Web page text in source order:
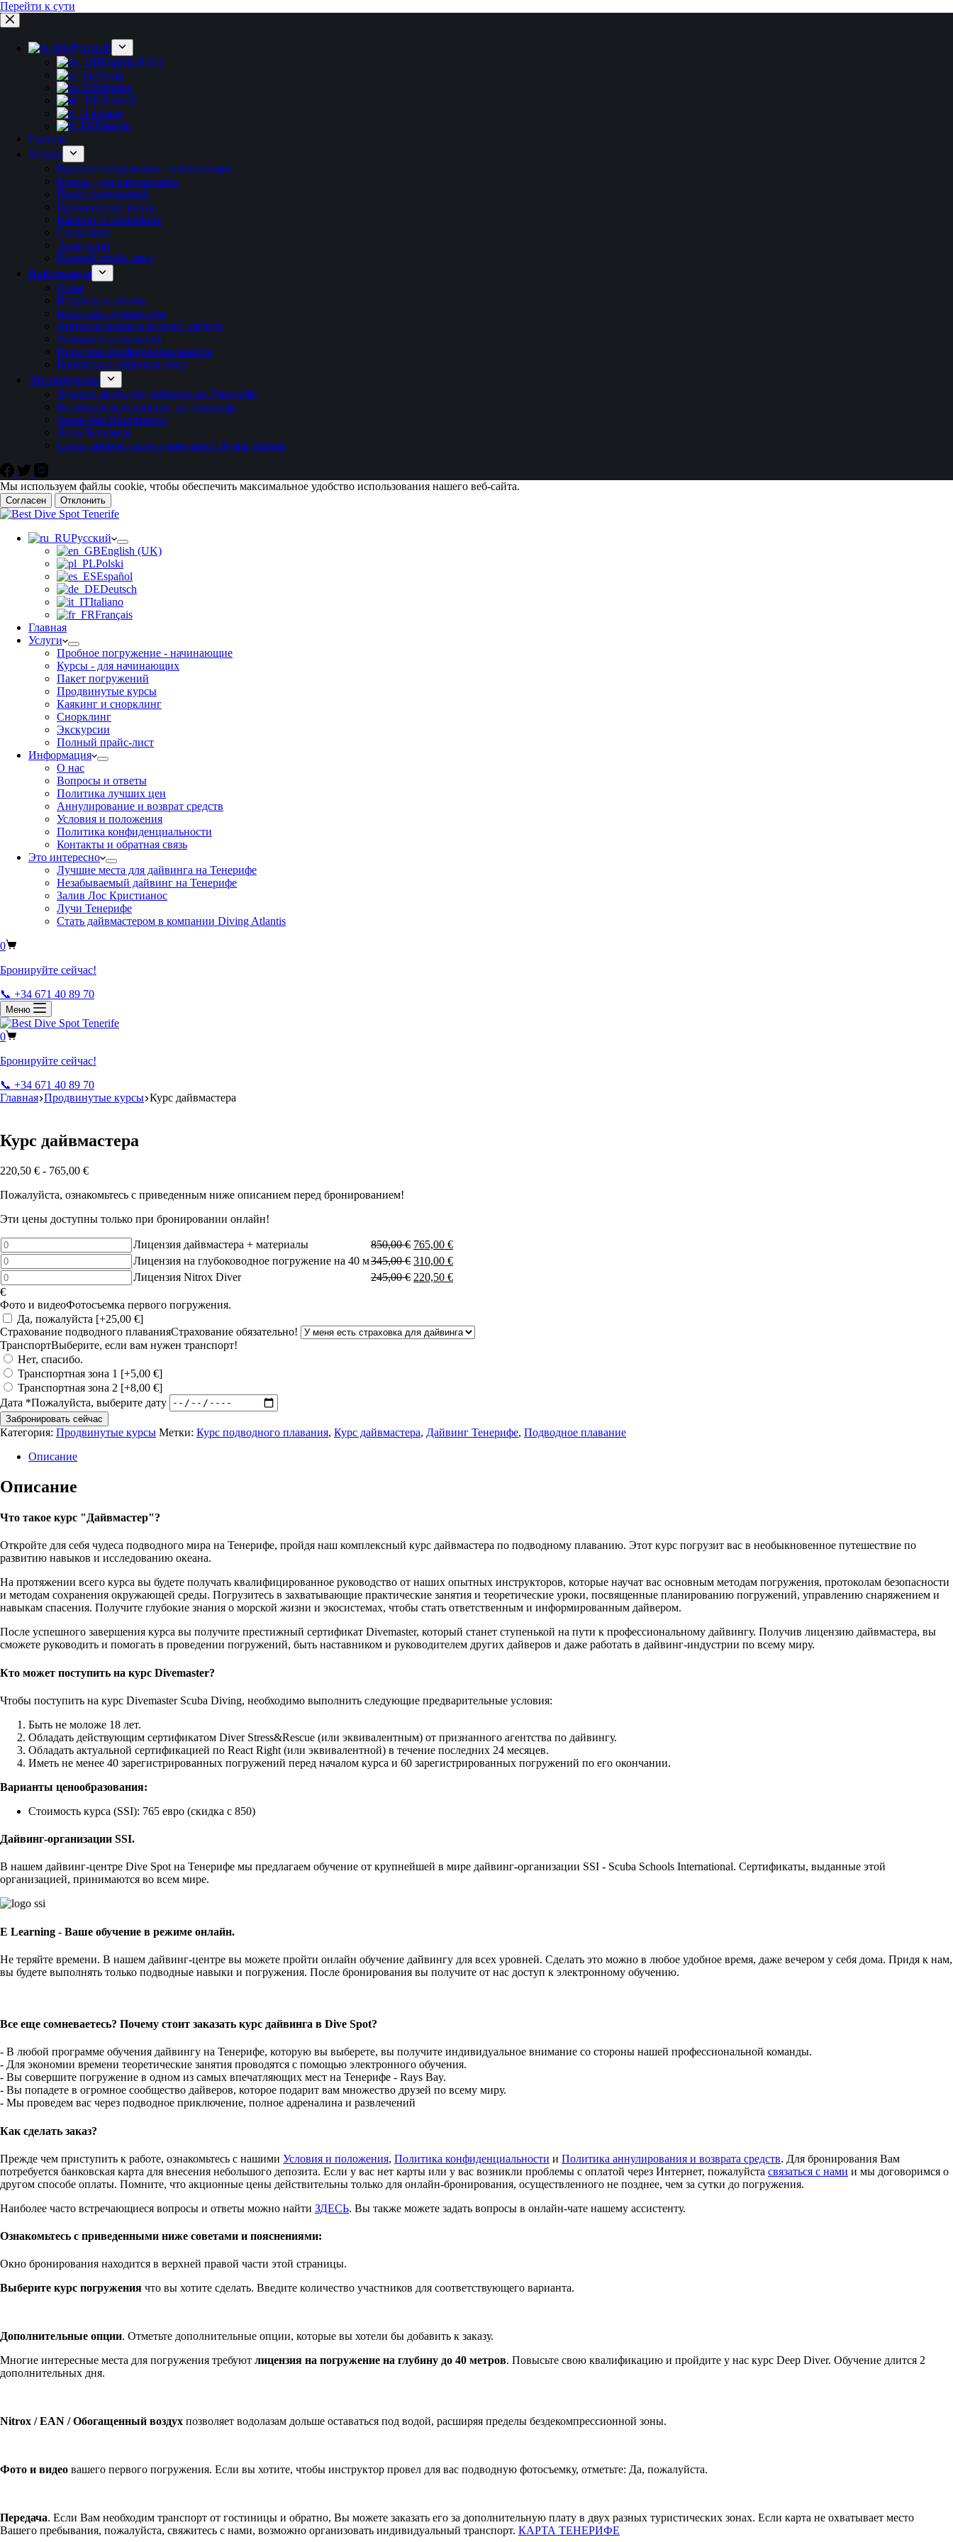
Перейти к сути
Русский
English (UK)
Polski
Español
Deutsch
Italiano
Français
Главная
Услуги
Пробное погружение - начинающие
Курсы - для начинающих
Пакет погружений
Продвинутые курсы
Каякинг и снорклинг
Снорклинг
Экскурсии
Полный прайс-лист
Информация
О нас
Вопросы и ответы
Политика лучших цен
Аннулирование и возврат средств
Условия и положения
Политика конфиденциальности
Контакты и обратная связь
Это интересно
Лучшие места для дайвинга на Тенерифе
Незабываемый дайвинг на Тенерифе
Залив Лос Кристианос
Лучи Тенерифе
Стать дайвмастером в компании Diving Atlantis
Мы используем файлы cookie, чтобы обеспечить максимальное удобство использования нашего веб-сайта.
Согласен Отклонить
Русский
English (UK)
Polski
Español
Deutsch
Italiano
Français
Главная
Услуги
Пробное погружение - начинающие
Курсы - для начинающих
Пакет погружений
Продвинутые курсы
Каякинг и снорклинг
Снорклинг
Экскурсии
Полный прайс-лист
Информация
О нас
Вопросы и ответы
Политика лучших цен
Аннулирование и возврат средств
Условия и положения
Политика конфиденциальности
Контакты и обратная связь
Это интересно
Лучшие места для дайвинга на Тенерифе
Незабываемый дайвинг на Тенерифе
Залив Лос Кристианос
Лучи Тенерифе
Стать дайвмастером в компании Diving Atlantis
0
Бронируйте сейчас!
📞 +34 671 40 89 70
Меню
0
Бронируйте сейчас!
📞 +34 671 40 89 70
Главная Продвинутые курсы Курс дайвмастера
Курс дайвмастера
220,50 € - 765,00 €
Пожалуйста, ознакомьтесь с приведенным ниже описанием перед бронированием!
Эти цены доступны только при бронировании онлайн!
Количество
товара
Divemaster
license
+
materials
Лицензия дайвмастера + материалы 850,00€ 765,00 €
Количество
товара
Deep
Diver
license
40m
Лицензия на глубоководное погружение на 40 м345,00€ 310,00 €
Количество
товара
Nitrox
Diver
License
Лицензия Nitrox Diver 245,00€ 220,50 €
€
Фото и видеоФотосъемка первого погружения.
Да, пожалуйста [+25,00 €]
Страхование подводного плаванияСтрахование обязательно!
ТранспортВыберите, если вам нужен транспорт!
Нет, спасибо.
Транспортная зона 1 [+5,00 €]
Транспортная зона 2 [+8,00 €]
Дата *Пожалуйста, выберите дату
Забронировать сейчас
Категория: Продвинутые курсы Метки: Курс подводного плавания, Курс дайвмастера, Дайвинг Тенерифе, Подводное плавание
Описание
Описание
Что такое курс "Дайвмастер"?
Откройте для себя чудеса подводного мира на Тенерифе, пройдя наш комплексный курс дайвмастера по подводному плаванию. Этот курс погрузит вас в необыкновенное путешествие по
развитию навыков и исследованию океана.
На протяжении всего курса вы будете получать квалифицированное руководство от наших опытных инструкторов, которые научат вас основным методам погружения, протоколам безопасности
и методам сохранения окружающей среды. Погрузитесь в захватывающие практические занятия и теоретические уроки, посвященные планированию погружений, управлению снаряжением и
навыкам спасения. Получите глубокие знания о морской жизни и экосистемах, чтобы стать ответственным и информированным дайвером.
После успешного завершения курса вы получите престижный сертификат Divemaster, который станет ступенькой на пути к профессиональному дайвингу. Получив лицензию дайвмастера, вы
сможете руководить и помогать в проведении погружений, быть наставником и руководителем других дайверов и даже работать в дайвинг-индустрии по всему миру.
Кто может поступить на курс Divemaster?
Чтобы поступить на курс Divemaster Scuba Diving, необходимо выполнить следующие предварительные условия:
Быть не моложе 18 лет.
Обладать действующим сертификатом Diver Stress&Rescue (или эквивалентным) от признанного агентства по дайвингу.
Обладать актуальной сертификацией по React Right (или эквивалентной) в течение последних 24 месяцев.
Иметь не менее 40 зарегистрированных погружений перед началом курса и 60 зарегистрированных погружений по его окончании.
Варианты ценообразования:
Стоимость курса (SSI): 765 евро (скидка с 850)
Дайвинг-организации SSI.
В нашем дайвинг-центре Dive Spot на Тенерифе мы предлагаем обучение от крупнейшей в мире дайвинг-организации SSI - Scuba Schools International. Сертификаты, выданные этой
организацией, принимаются во всем мире.
E Learning - Ваше обучение в режиме онлайн.
Не теряйте времени. В нашем дайвинг-центре вы можете пройти онлайн обучение дайвингу для всех уровней. Сделать это можно в любое удобное время, даже вечером у себя дома. Придя к нам,
вы будете выполнять только подводные навыки и погружения. После бронирования вы получите от нас доступ к электронному обучению.
Все еще сомневаетесь? Почему стоит заказать курс дайвинга в Dive Spot?
- В любой программе обучения дайвингу на Тенерифе, которую вы выберете, вы получите индивидуальное внимание со стороны нашей профессиональной команды.
- Для экономии времени теоретические занятия проводятся с помощью электронного обучения.
- Вы совершите погружение в одном из самых впечатляющих мест на Тенерифе - Rays Bay.
- Вы попадете в огромное сообщество дайверов, которое подарит вам множество друзей по всему миру.
- Мы проведем вас через подводное приключение, полное адреналина и развлечений
Как сделать заказ?
Прежде чем приступить к работе, ознакомьтесь с нашими Условия и положения, Политика конфиденциальности и Политика аннулирования и возврата средств. Для бронирования Вам
потребуется банковская карта для внесения небольшого депозита. Если у вас нет карты или у вас возникли проблемы с оплатой через Интернет, пожалуйста связаться с нами и мы договоримся о
другом способе оплаты. Помните, что акционные цены действительны только для онлайн-бронирования, осуществленного не позднее, чем за сутки до погружения.
Наиболее часто встречающиеся вопросы и ответы можно найти ЗДЕСЬ. Вы также можете задать вопросы в онлайн-чате нашему ассистенту.
Ознакомьтесь с приведенными ниже советами и пояснениями:
Окно бронирования находится в верхней правой части этой страницы.
Выберите курс погружения что вы хотите сделать. Введите количество участников для соответствующего варианта.
Дополнительные опции. Отметьте дополнительные опции, которые вы хотели бы добавить к заказу.
Многие интересные места для погружения требуют лицензия на погружение на глубину до 40 метров. Повысьте свою квалификацию и пройдите у нас курс Deep Diver. Обучение длится 2
дополнительных дня.
Nitrox / EAN / Обогащенный воздух позволяет водолазам дольше оставаться под водой, расширяя пределы бездекомпрессионной зоны.
Фото и видео вашего первого погружения. Если вы хотите, чтобы инструктор провел для вас подводную фотосъемку, отметьте: Да, пожалуйста.
Передача. Если Вам необходим транспорт от гостиницы и обратно, Вы можете заказать его за дополнительную плату в двух разных туристических зонах. Если карта не охватывает место
Вашего пребывания, пожалуйста, свяжитесь с нами, возможно организовать индивидуальный транспорт. КАРТА ТЕНЕРИФЕ